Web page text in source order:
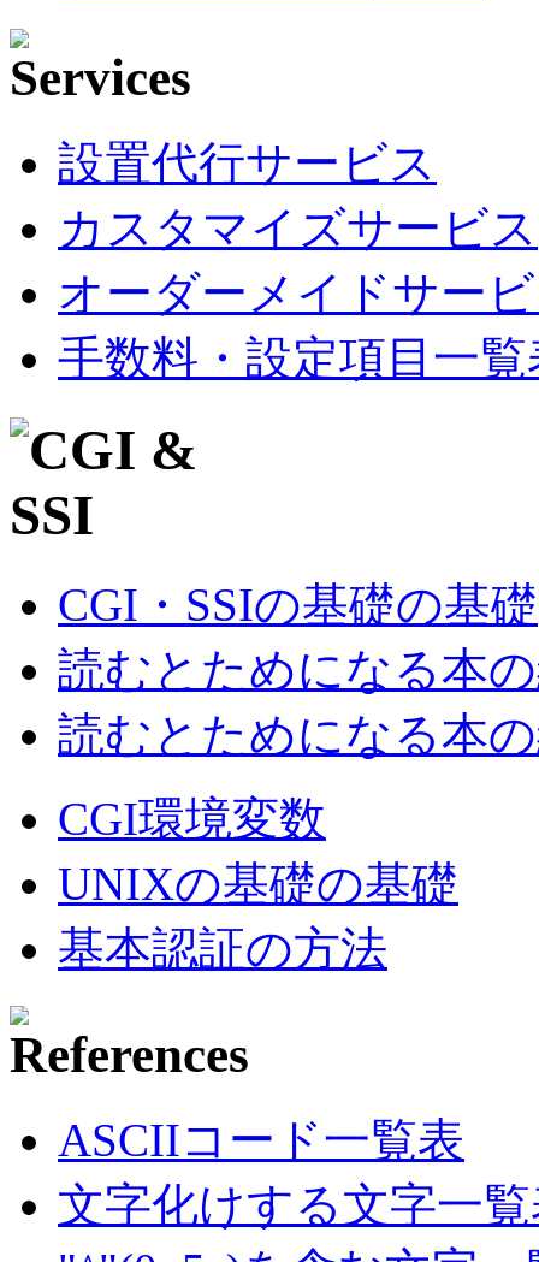
設置代行サービス
カスタマイズサービス
オーダーメイドサー
手数料・設定項目一覧
CGI・SSIの基礎の基礎
読むとためになる本
読むとためになる本
CGI環境変数
UNIXの基礎の基礎
基本認証の方法
ASCIIコード一覧表
文字化けする文字一